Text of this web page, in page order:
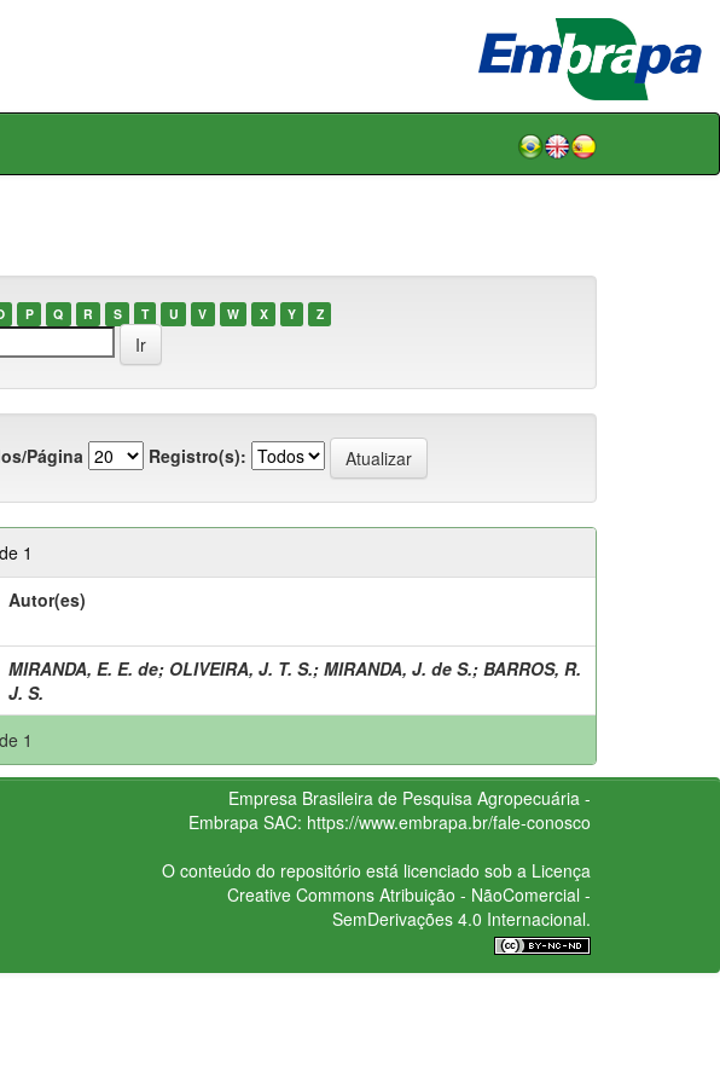
P Q R S T U V W X Y Z
Página Registro(s):
1
Autor(es)
MIRANDA, E. E. de; OLIVEIRA, J. T. S.; MIRANDA, J. de S.; BARROS, R.
J. S.
1
Empresa Brasileira de Pesquisa Agropecuária -
Embrapa SAC: https://www.embrapa.br/fale-conosco
O conteúdo do repositório está licenciado sob a Licença
Creative CommonsAtribuição - NãoComercial -
SemDerivações 4.0 Internacional.